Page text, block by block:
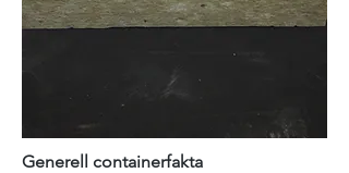
Generell containerfakta